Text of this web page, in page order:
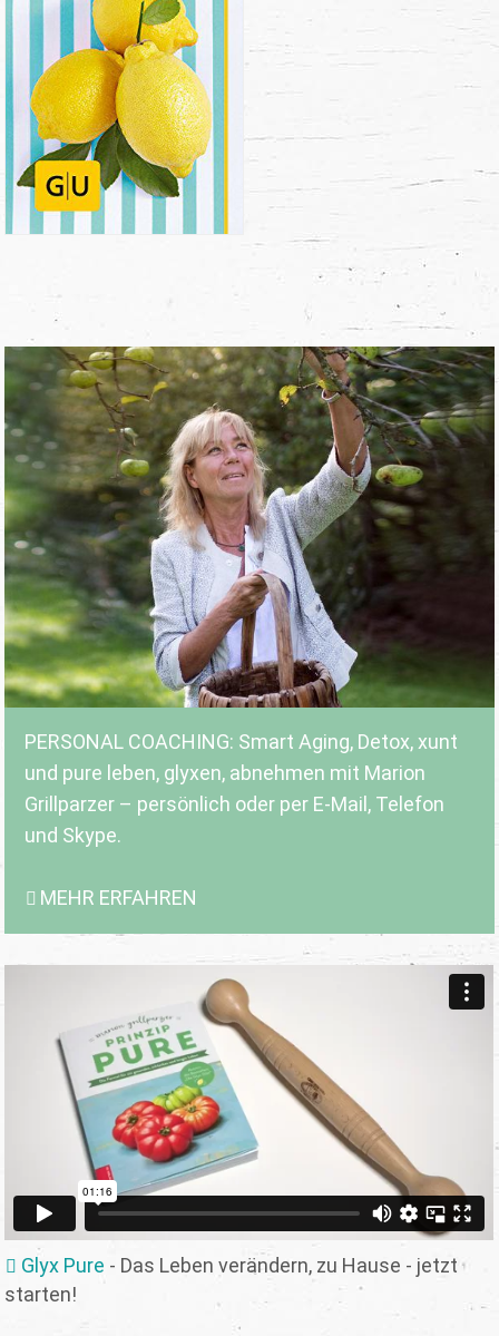
PERSONAL COACHING: Smart Aging, Detox, xunt
und pure leben, glyxen, abnehmen mit Marion
Grillparzer – persönlich oder per E-Mail, Telefon
und Skype.
MEHR ERFAHREN
Glyx Pure - Das Leben verändern, zu Hause - jetzt
starten!